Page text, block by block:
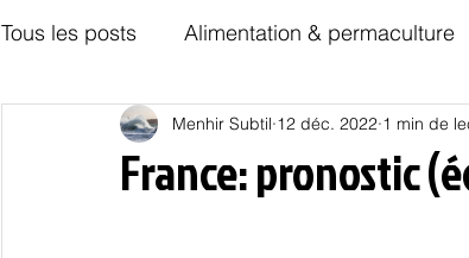
Tous les posts Alimentation & permaculture
Education Energies Habitat
France: pronostic
Menhir Subtil 12 déc. 2022 1 min de